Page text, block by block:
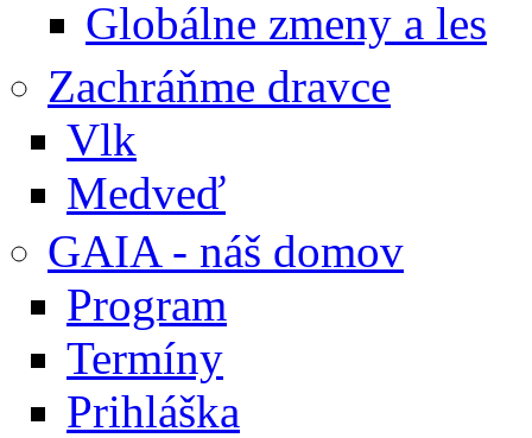
Globálne zmeny a les
Zachráňme dravce
Vlk
Medveď
GAIA - náš domov
Program
Termíny
Prihláška